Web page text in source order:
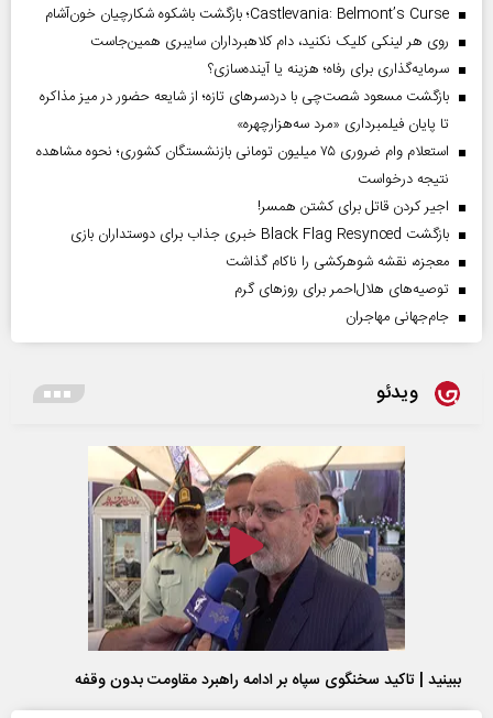
Castlevania: Belmont’s Curse؛ بازگشت باشکوه شکارچیان خون‌آشام
روی هر لینکی کلیک نکنید، دام کلاهبرداران سایبری همین‌جاست
سرمایه‌گذاری برای رفاه؛ هزینه یا آینده‌سازی؟
بازگشت مسعود شصت‌چی با دردسر‌های تازه؛ از شایعه حضور در میز مذاکره
تا پایان فیلمبرداری «مرد سه‌هزارچهره»
استعلام وام ضروری ۷۵ میلیون تومانی بازنشستگان کشوری؛ نحوه مشاهده
نتیجه درخواست
اجیر کردن قاتل برای کشتن همسر!
بازگشت Black Flag Resynced خبری جذاب برای دوستداران بازی
معجزه، نقشه شوهرکشی را ناکام گذاشت
توصیه‌های هلال‌احمر برای روز‌های گرم
جام‌جهانی مهاجران
ویدئو
ببینید | تاکید سخنگوی سپاه بر ادامه راهبرد مقاومت بدون وقفه